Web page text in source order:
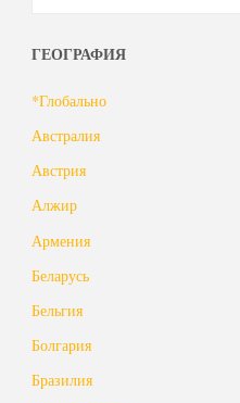
ГЕОГРАФИЯ
*Глобально
Австралия
Австрия
Алжир
Армения
Беларусь
Бельгия
Болгария
Бразилия